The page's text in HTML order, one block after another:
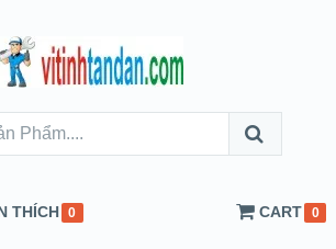
THÍCH 0 CART 0